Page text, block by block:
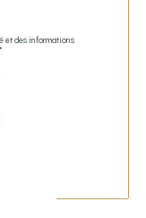
et des informations